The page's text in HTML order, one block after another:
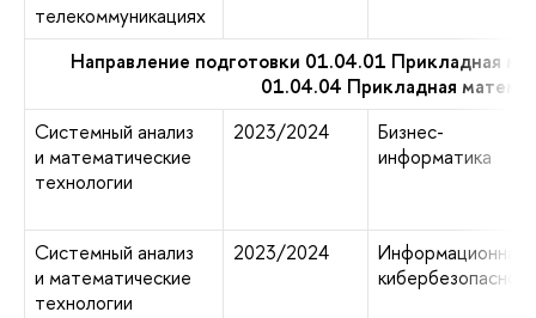
телекоммуникациях
Направление подготовки 01.04.01 Прикладная
01.04.04 Прикладная
Системный анализ
и математические
технологии
2023/2024
Бизнес-
информатика
Системный анализ
и математические
технологии
2023/2024
Информационная